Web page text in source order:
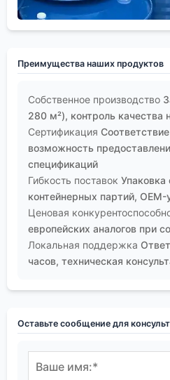
Преимущества наших продуктов
Собственное производство
280 м²), контроль качества
Сертификация
возможность
спецификаций
Гибкость поставок Упаковка
контейнерных партий, OEM-
Ценовая
европейских аналогов при
Локальная поддержка
часов, техническая
Оставьте сообщение для